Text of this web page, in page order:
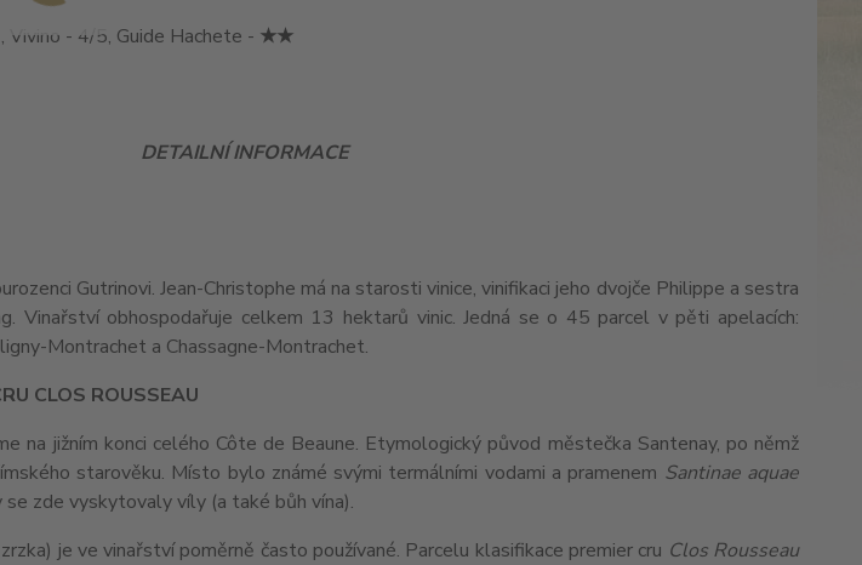
, Vivino - 4/5, Guide Hachete - ★★
DETAILNÍ INFORMACE
Gutrinovi. Jean-Christophe má na starosti vinice, vinifikaci jeho dvojče Philippe a sestra
Vinařství obhospodařuje celkem 13 hektarů vinic. Jedná se o 45 parcel v pěti apelacích:
Montrachet a Chassagne-Montrachet.
CLOS ROUSSEAU
na jižním konci celého Côte de Beaune. Etymologický původ městečka Santenay, po němž
starověku. Místo bylo známé svými termálními vodami a pramenem Santinae aquae
zde vyskytovaly víly (a také bůh vína).
je ve vinařství poměrně často používané. Parcelu klasifikace premier cru Clos Rousseau